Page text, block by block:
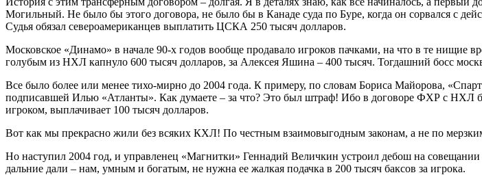
Могильный. Не было бы этого договора, не было бы в Канаде суда по Буре, когда он сорвался с
Судья обязал североамериканцев выплатить ЦСКА 250 тысяч долларов.
Московское «Динамо» в начале 90-х годов вообще продавало игроков пачками, на что в те нищие
голубым из НХЛ капнуло 600 тысяч долларов, за Алексея Яшина – 400 тысяч. Тогдашний босс
Все было более или менее тихо-мирно до 2004 года. К примеру, по словам Бориса Майорова,
подписавшей Илью «Атланты». Как думаете – за что? Это был штраф! Ибо в договоре ФХР с НХЛ
игроком, выплачивает 100 тысяч долларов.
Вот как мы прекрасно жили без всяких КХЛ! По честным взаимовыгодным законам, а не по
Но наступил 2004 год, и управленец «Магнитки» Геннадий Величкин устроил дебош на
дальние дали – нам, умным и богатым, не нужна ее жалкая подачка в 200 тысяч баксов за игрока.